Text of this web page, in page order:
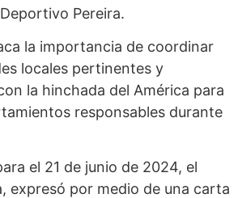
Pereira.
la importancia de coordinar
locales pertinentes y
la hinchada del América para
responsables durante
el 21 de junio de 2024, el
expresó por medio de una carta